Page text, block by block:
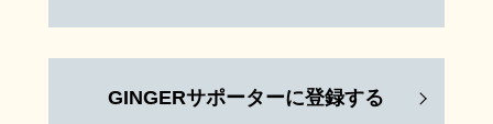
GINGERサポーターに登録する